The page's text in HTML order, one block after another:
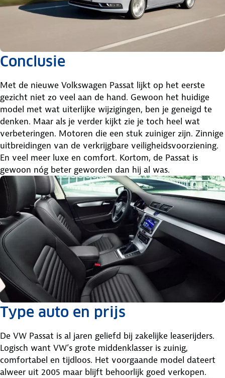
Conclusie
Met de nieuwe Volkswagen Passat lijkt op het eerste
gezicht niet zo veel aan de hand. Gewoon het huidige
model met wat uiterlijke wijzigingen, ben je geneigd te
denken. Maar als je verder kijkt zie je toch heel wat
verbeteringen. Motoren die een stuk zuiniger zijn. Zinnige
uitbreidingen van de verkrijgbare veiligheidsvoorziening.
En veel meer luxe en comfort. Kortom, de Passat is
gewoon nóg beter geworden dan hij al was.
Type auto en prijs
De VW Passat is al jaren geliefd bij zakelijke leaserijders.
Logisch want VW’s grote middenklasser is zuinig,
comfortabel en tijdloos. Het voorgaande model dateert
alweer uit 2005 maar blijft behoorlijk goed verkopen.